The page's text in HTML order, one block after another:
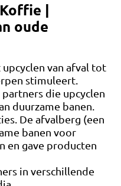
|
oude
van afval tot
stimuleert.
die upcyclen
duurzame banen.
De afvalberg (een
banen voor
en gave producten
in verschillende